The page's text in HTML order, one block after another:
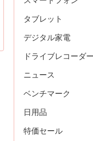
タブレット
デジタル家電
ドライブレコーダー
ニュース
ベンチマーク
日用品
特価セール